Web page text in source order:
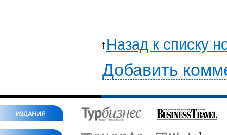
Назад к списку
Добавить